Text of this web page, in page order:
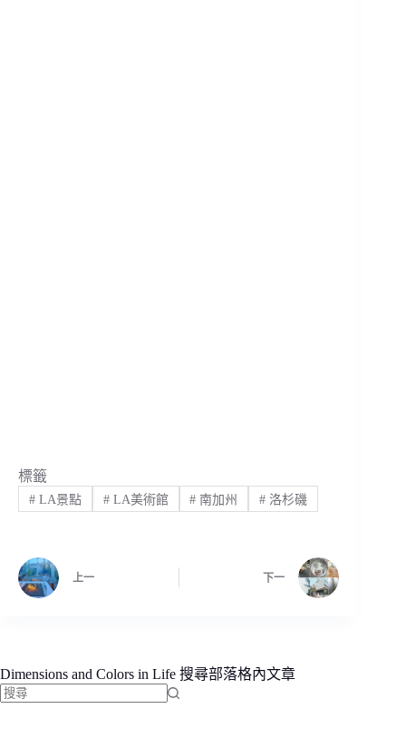
標籤
#LA景點 #LA美術館 # 南加州 # 洛杉磯
上一 下一
Dimensions and Colors in Life 搜尋部落格內文章